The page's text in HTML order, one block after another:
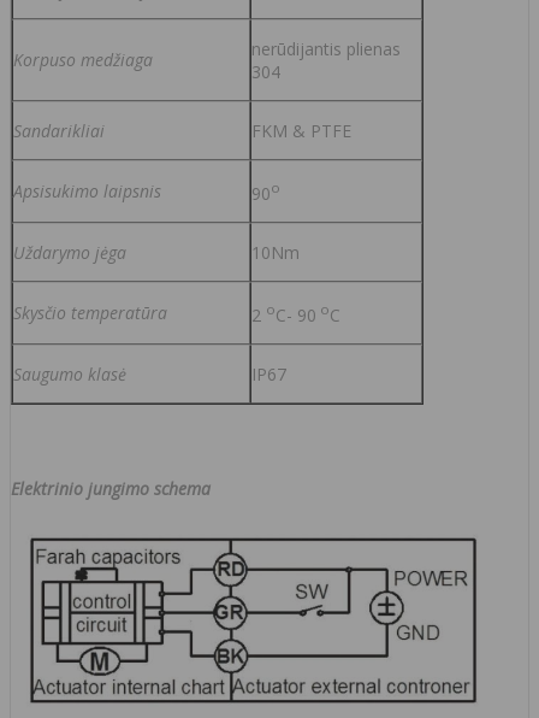
Korpuso medžiaga
nerūdijantis plienas
304
Sandarikliai FKM & PTFE
Apsisukimo laipsnis 90o
Uždarymo jėga 10Nm
Skysčio temperatūra 2 oC- 90 oC
Saugumo klasė IP67
Elektrinio jungimo schema